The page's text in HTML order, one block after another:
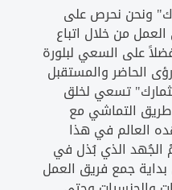
ونحن نحرص على
من خلال اتباع
على السعي لبلورة
الحاضر والمستقبل
تسعي لخلق
التماشي مع
العالم في هذا
الجُهد الذي بُذل في
جمع فريق العمل